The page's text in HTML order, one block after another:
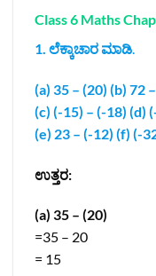
Class 6 Maths
1. ಲೆಕ್ಕಾಚಾರ ಮಾಡಿ.
(a) 35 – (20) (b) 72
(c) (-15) – (-18) (d)
(e) 23 – (-12) (f) (-
ಉತ್ತರ:
(a) 35 – (20)
=35 – 20
= 15